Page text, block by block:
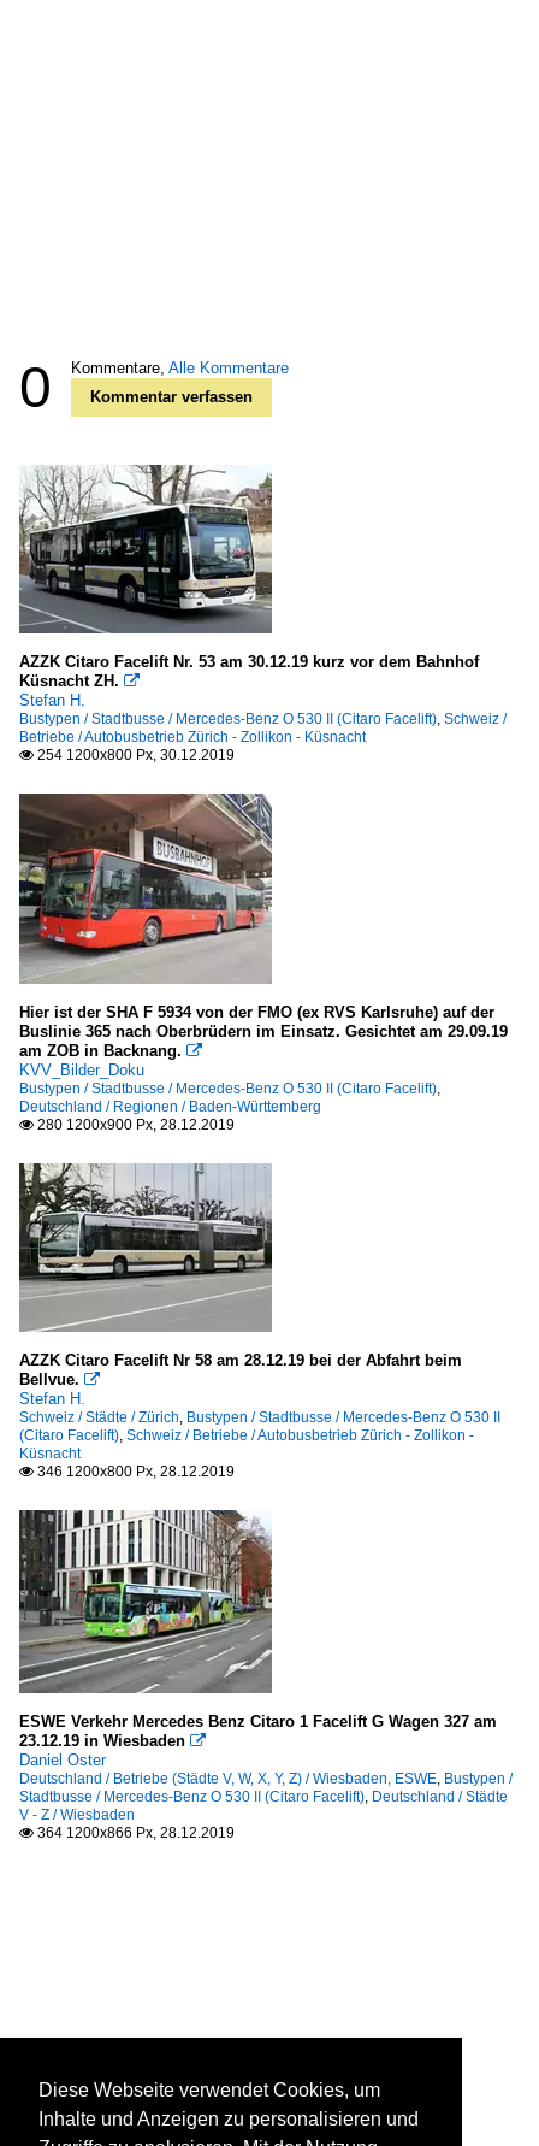
0 Kommentare, Alle Kommentare
Kommentar verfassen
AZZK Citaro Facelift Nr. 53 am 30.12.19 kurz vor dem Bahnhof
Küsnacht ZH. 
Stefan H.
Bustypen / Stadtbusse / Mercedes-Benz O 530 II (Citaro Facelift), Schweiz /
Betriebe / Autobusbetrieb Zürich - Zollikon - Küsnacht
 254 1200x800 Px, 30.12.2019
Hier ist der SHA F 5934 von der FMO (ex RVS Karlsruhe) auf der
Buslinie 365 nach Oberbrüdern im Einsatz. Gesichtet am 29.09.19
am ZOB in Backnang. 
KVV_Bilder_Doku
Bustypen / Stadtbusse / Mercedes-Benz O 530 II (Citaro Facelift),
Deutschland / Regionen / Baden-Württemberg
 280 1200x900 Px, 28.12.2019
AZZK Citaro Facelift Nr 58 am 28.12.19 bei der Abfahrt beim
Bellvue. 
Stefan H.
Schweiz / Städte / Zürich, Bustypen / Stadtbusse / Mercedes-Benz O 530 II
(Citaro Facelift), Schweiz / Betriebe / Autobusbetrieb Zürich - Zollikon -
Küsnacht
 346 1200x800 Px, 28.12.2019
ESWE Verkehr Mercedes Benz Citaro 1 Facelift G Wagen 327 am
23.12.19 in Wiesbaden 
Daniel Oster
Deutschland / Betriebe (Städte V, W, X, Y, Z) / Wiesbaden, ESWE, Bustypen /
Stadtbusse / Mercedes-Benz O 530 II (Citaro Facelift), Deutschland / Städte
V - Z / Wiesbaden
 364 1200x866 Px, 28.12.2019
Diese Webseite verwendet Cookies, um
Inhalte und Anzeigen zu personalisieren und